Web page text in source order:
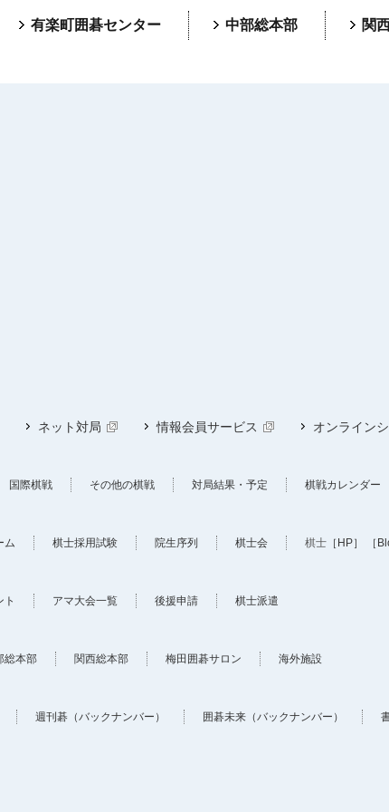
有楽町囲碁センター 中部総本部 関
ネット対局 情報会員サービス オンライン
国際棋戦 その他の棋戦 対局結果・予定 棋戦カレンダー
ム 棋士採用試験 院生序列 棋士会 棋士 ［HP］ ［
ト アマ大会一覧 後援申請 棋士派遣
総本部 関西総本部 梅田囲碁サロン 海外施設
週刊碁（バックナンバー） 囲碁未来（バックナンバー）